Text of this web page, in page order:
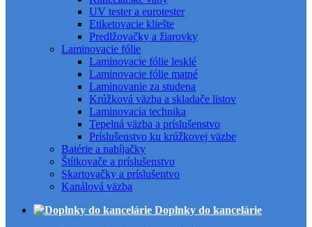
UV tester a eurotester
Etiketovacie kliešte
Predlžovačky a žiarovky
Laminovacie fólie
Laminovacie fólie lesklé
Laminovacie fólie matné
Laminovanie za studena
Krúžková väzba a skladače listov
Laminovacia technika
Tepelná väzba a príslušenstvo
Príslušenstvo ku krúžkovej väzbe
Batérie a nabíjačky
Štítkovače a príslušenstvo
Skartovačky a príslušentvo
Kanálová väzba
Doplnky do kancelárie